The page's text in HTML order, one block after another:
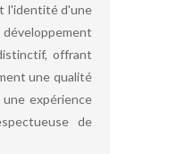
l'identité d'une
offrant
une qualité
une expérience
de